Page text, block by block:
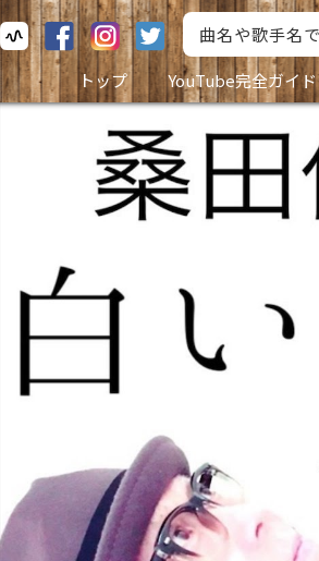
トップ
YouTube完全ガイド